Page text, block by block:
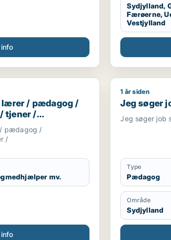
Sydjylland,
Færøerne,
Vestjylland
/ pædagog / pædagogmedhjælper /
lærer / pædagog /
tjener /
/ pædagog /
/
mv.
Jeg søger
1 år siden
Jeg søger
Jeg søger job
Type
Pædagog
Område
Sydjylland